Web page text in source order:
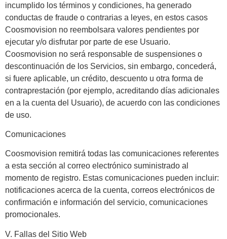
incumplido los términos y condiciones, ha generado
conductas de fraude o contrarias a leyes, en estos casos
Coosmovision no reembolsara valores pendientes por
ejecutar y/o disfrutar por parte de ese Usuario.
Coosmovision no será responsable de suspensiones o
descontinuación de los Servicios, sin embargo, concederá,
si fuere aplicable, un crédito, descuento u otra forma de
contraprestación (por ejemplo, acreditando días adicionales
en a la cuenta del Usuario), de acuerdo con las condiciones
de uso.
Comunicaciones
Coosmovision remitirá todas las comunicaciones referentes
a esta sección al correo electrónico suministrado al
momento de registro. Estas comunicaciones pueden incluir:
notificaciones acerca de la cuenta, correos electrónicos de
confirmación e información del servicio, comunicaciones
promocionales.
V. Fallas del Sitio Web